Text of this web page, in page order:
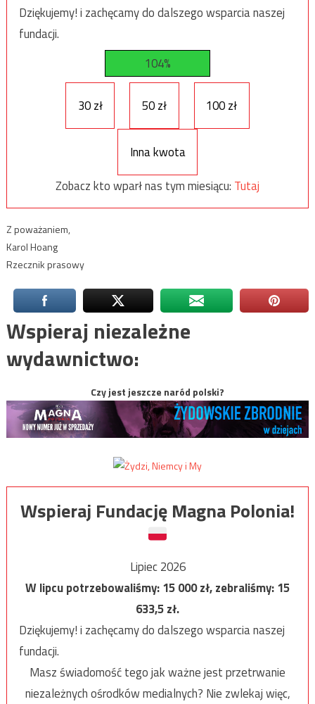
Dziękujemy! i zachęcamy do dalszego wsparcia naszej
fundacji.
104%
30 zł 50 zł 100 zł
Inna kwota
Zobacz kto wparł nas tym miesiącu: Tutaj
Z poważaniem,
Karol Hoang
Rzecznik prasowy
Wspieraj niezależne
wydawnictwo:
Czy jest jeszcze naród polski?
Wspieraj Fundację Magna Polonia!
Lipiec 2026
W lipcu potrzebowaliśmy:15 000zł, zebraliśmy:15
633,5zł.
Dziękujemy! i zachęcamy do dalszego wsparcia naszej
fundacji.
Masz świadomość tego jak ważne jest przetrwanie
niezależnych ośrodków medialnych? Nie zwlekaj więc,